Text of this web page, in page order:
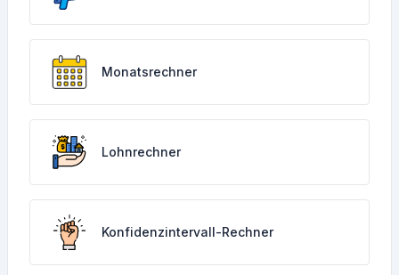
Monatsrechner
Lohnrechner
Konfidenzintervall-Rechner